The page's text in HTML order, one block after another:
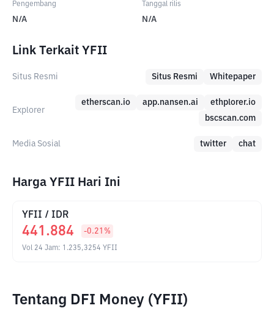
Pengembang
N/A
Tanggal rilis
N/A
Link Terkait YFII
Situs Resmi Situs Resmi Whitepaper
Explorer
etherscan.io app.nansen.ai
ethplorer.io
bscscan.com
Media Sosial twitter chat
Harga YFII Hari Ini
YFII / IDR
441.884 -0.21 %
Vol 24 Jam: 1.235,3254 YFII
Tentang DFI Money (YFII)